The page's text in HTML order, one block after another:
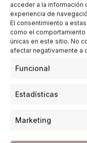
acceder a la información
experiencia de
El consentimiento a
como el
únicas en este sitio. No
afectar negativamente a
Funcional
Estadísticas
Marketing